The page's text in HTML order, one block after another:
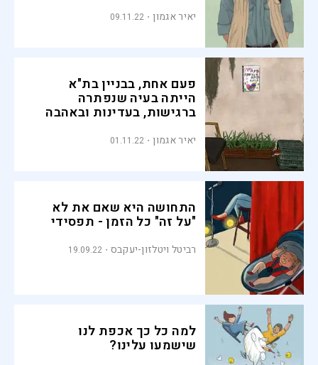
יאיר אגמון 09.11.22
פעם אחת, בבניין בת"א
הייתה בעיה שנפתרה
ברגישות, בעדינות ובאהבה
יאיר אגמון 01.11.22
התחושה היא שאם את לא
"על זה" כל הזמן - תפסידי
רביטל ויטלזון-יעקבס 19.09.22
למה כל כך אכפת לנו
שישמעו עלינו?